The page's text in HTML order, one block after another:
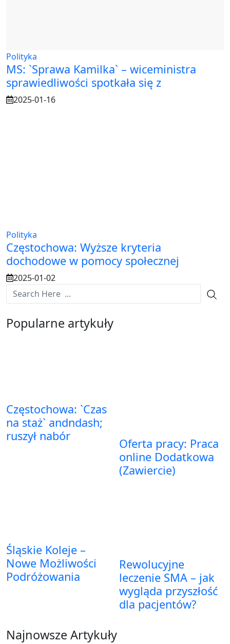
Polityka
MS: `Sprawa Kamilka` – wiceministra
sprawiedliwości spotkała się z
2025-01-16
Polityka
Częstochowa: Wyższe kryteria
dochodowe w pomocy społecznej
2025-01-02
Popularne artykuły
Częstochowa: `Czas
na staż` andndash;
ruszył nabór
Oferta pracy: Praca
online Dodatkowa
(Zawiercie)
Śląskie Koleje –
Nowe Możliwości
Podróżowania
Rewolucyjne
leczenie SMA – jak
wygląda przyszłość
dla pacjentów?
Najnowsze Artykuły